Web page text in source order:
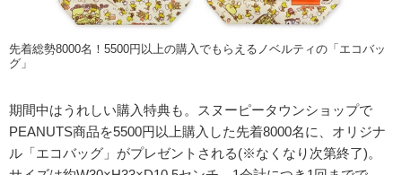
先着総勢8000名！5500円以上の購入でもらえるノベルティの「エコバッ
グ」
期間中はうれしい購入特典も。スヌーピータウンショップで
PEANUTS商品を5500円以上購入した先着8000名に、オリジナ
ル「エコバッグ」がプレゼントされる(※なくなり次第終了)。